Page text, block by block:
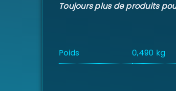
Toujours plus de produits
Poids 0,490 kg